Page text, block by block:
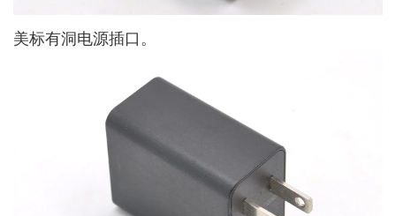
美标有洞电源插口。